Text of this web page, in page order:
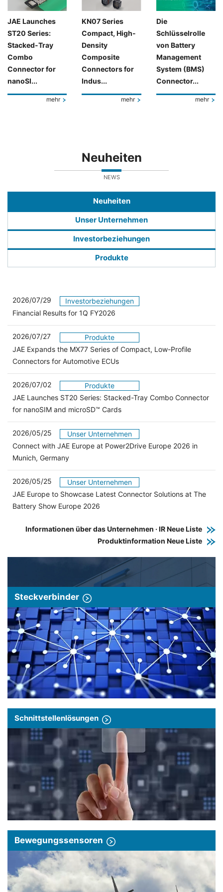
JAE Launches
ST20 Series:
Stacked-Tray
Combo
Connector for
nanoSI...
mehr
KN07 Series
Compact, High-
Density
Composite
Connectors for
Indus...
mehr
Die
Schlüsselrolle
von Battery
Management
System (BMS)
Connector...
mehr
Neuheiten
NEWS
Neuheiten
Unser Unternehmen
Investorbeziehungen
Produkte
2026/07/29
Investorbeziehungen
Financial Results for 1Q FY2026
2026/07/27
Produkte
JAE Expands the MX77 Series of Compact, Low-Profile
Connectors for Automotive ECUs
2026/07/02
Produkte
JAE Launches ST20 Series: Stacked-Tray Combo Connector
for nanoSIM and microSD™ Cards
2026/05/25
Unser Unternehmen
Connect with JAE Europe at Power2Drive Europe 2026 in
Munich, Germany
2026/05/25
Unser Unternehmen
JAE Europe to Showcase Latest Connector Solutions at The
Battery Show Europe 2026
Informationen über das Unternehmen · IR Neue Liste
Produktinformation Neue Liste
Steckverbinder
Schnittstellenlösungen
Bewegungssensoren